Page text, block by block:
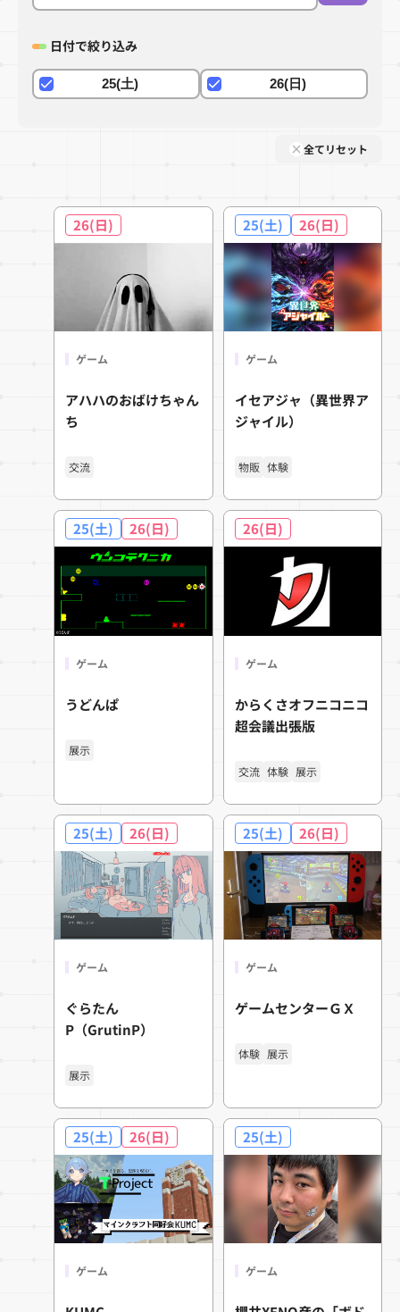
日付で絞り込み
25(土) 26(日)
全てリセット
26(日)
ゲーム
アハハのおばけちゃん
ち
交流
25(土) 26(日)
ゲーム
イセアジャ（異世界ア
ジャイル）
物販 体験
25(土) 26(日)
ゲーム
うどんぱ
展示
26(日)
ゲーム
からくさオフニコニコ
超会議出張版
交流 体験 展示
25(土) 26(日)
ゲーム
ぐらたん
P（GrutinP）
展示
25(土) 26(日)
ゲーム
ゲームセンターＧＸ
体験 展示
25(土) 26(日)
ゲーム
25(土)
ゲーム